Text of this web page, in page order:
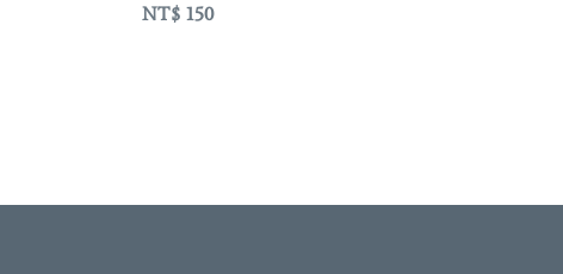
Regular
NT$ 150